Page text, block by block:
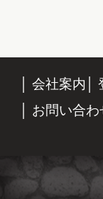
会社案内
お問い合わ